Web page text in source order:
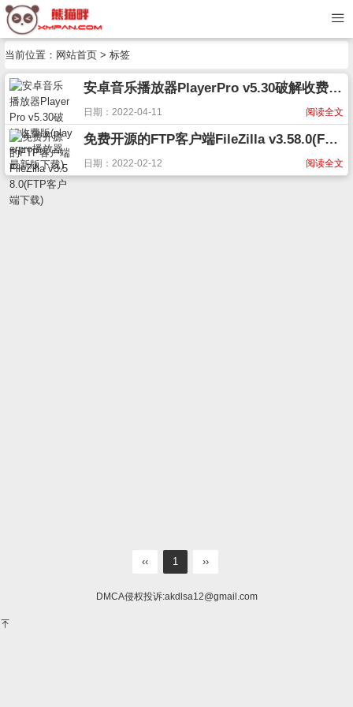
当前位置： 网站首页 > 标签
安卓音乐播放器PlayerPro v5.30破解收费版(playerpro播放器最新版下载)
阅读全文
日期：2022-04-11
免费开源的FTP客户端FileZilla v3.58.0(FTP客户端下载)
阅读全文
日期：2022-02-12
‹‹ 1 ››
DMCA侵权投诉:akdlsa12@gmail.com